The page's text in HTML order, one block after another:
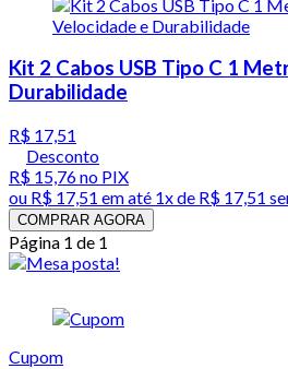
Kit 2 Cabos USB Tipo C 1
Durabilidade
R$ 17,51
Desconto
R$ 15,76no PIX
ou R$ 17,51 em até 1x de R$ 17,51
COMPRAR AGORA
Página 1 de 1
Cupom